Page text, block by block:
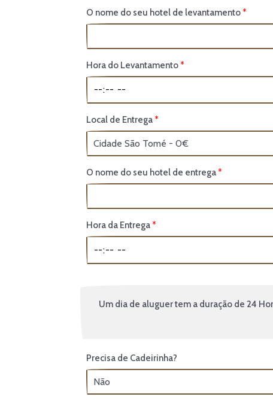
O nome do seu hotel de levantamento
Hora do Levantamento
Local de Entrega
O nome do seu hotel de entrega
Hora da Entrega
Um dia de aluguer tem a duração de 24
Precisa de Cadeirinha?